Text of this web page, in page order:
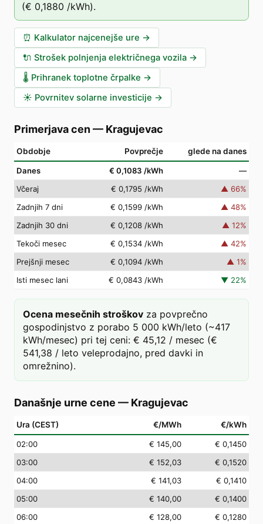
(€ 0,1880 /kWh).
⏰ Kalkulator najcenejše ure →
🔌 Strošek polnjenja električnega vozila →
🌡️ Prihranek toplotne črpalke →
☀️ Povrnitev solarne investicije →
Primerjava cen — Kragujevac
Obdobje Povprečje glede na danes
Danes € 0,1083 /kWh
—
Včeraj
€ 0,1795 /kWh ▲ 66%
Zadnjih 7 dni
€ 0,1599 /kWh ▲ 48%
Zadnjih 30 dni
€ 0,1208 /kWh ▲ 12%
Tekoči mesec
€ 0,1534 /kWh ▲ 42%
Prejšnji mesec
€ 0,1094 /kWh ▲ 1%
Isti mesec lani
€ 0,0843 /kWh ▼ 22%
Ocena mesečnih stroškov za povprečno
gospodinjstvo z porabo 5 000 kWh/leto (~417
kWh/mesec) pri tej ceni: € 45,12 / mesec (€
541,38 / leto veleprodajno, pred davki in
omrežnino).
Današnje urne cene — Kragujevac
Ura (CEST) €/MWh €/kWh
02:00 € 145,00
€ 0,1450
03:00 € 152,03
€ 0,1520
04:00 € 141,03
€ 0,1410
05:00 € 140,00
€ 0,1400
06:00 € 128,00
€ 0,1280